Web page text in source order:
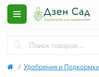
Удобрения и Подкормки